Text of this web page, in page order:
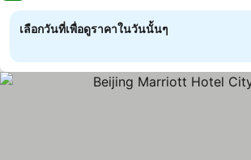
เลือกวันที่เพื่อดูราคาในวันนั้นๆ